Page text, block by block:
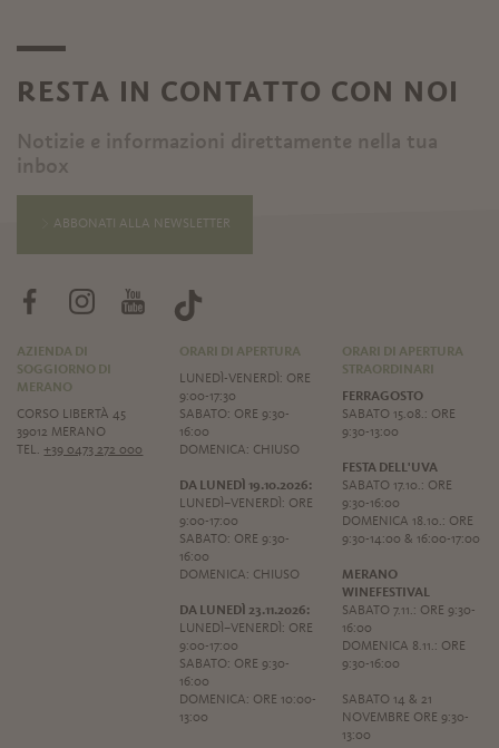
RESTA IN CONTATTO CON NOI
Notizie e informazioni direttamente nella tua
inbox
ABBONATI ALLA NEWSLETTER
AZIENDA DI
SOGGIORNO DI
MERANO
CORSO LIBERTÀ 45
39012 MERANO
TEL.+39 0473 272 000
ORARI DI APERTURA
LUNEDÌ-VENERDÌ: ORE
9:00-17:30
SABATO: ORE 9:30-
16:00
DOMENICA: CHIUSO
DA LUNEDÌ 19.10.2026:
LUNEDÌ–VENERDÌ: ORE
9:00-17:00
SABATO: ORE 9:30-
16:00
DOMENICA: CHIUSO
DA LUNEDÌ 23.11.2026:
LUNEDÌ–VENERDÌ: ORE
9:00-17:00
SABATO: ORE 9:30-
16:00
DOMENICA: ORE 10:00-
13:00
ORARI DI APERTURA
STRAORDINARI
FERRAGOSTO
SABATO 15.08.: ORE
9:30-13:00
FESTA DELL'UVA
SABATO 17.10.: ORE
9:30-16:00
DOMENICA 18.10.: ORE
9:30-14:00 & 16:00-17:00
MERANO
WINEFESTIVAL
SABATO 7.11.: ORE 9:30-
16:00
DOMENICA 8.11.: ORE
9:30-16:00
SABATO 14 & 21
NOVEMBRE ORE 9:30-
13:00